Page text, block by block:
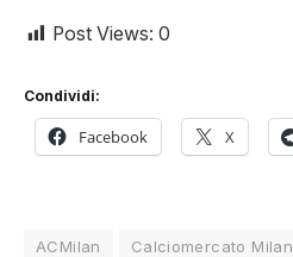
Post Views: 0
Condividi:
Facebook X
ACMilan Calciomercato Milan